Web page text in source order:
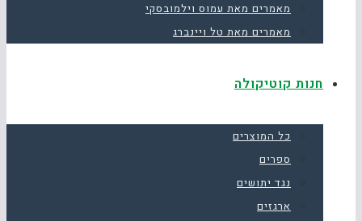
מאמרים מאת עמוס וילמובסקי
מאמרים מאת טל ויינברג
חנות קוטיקולה
כל המוצרים
ספרים
נגד יתושים
ארגזים